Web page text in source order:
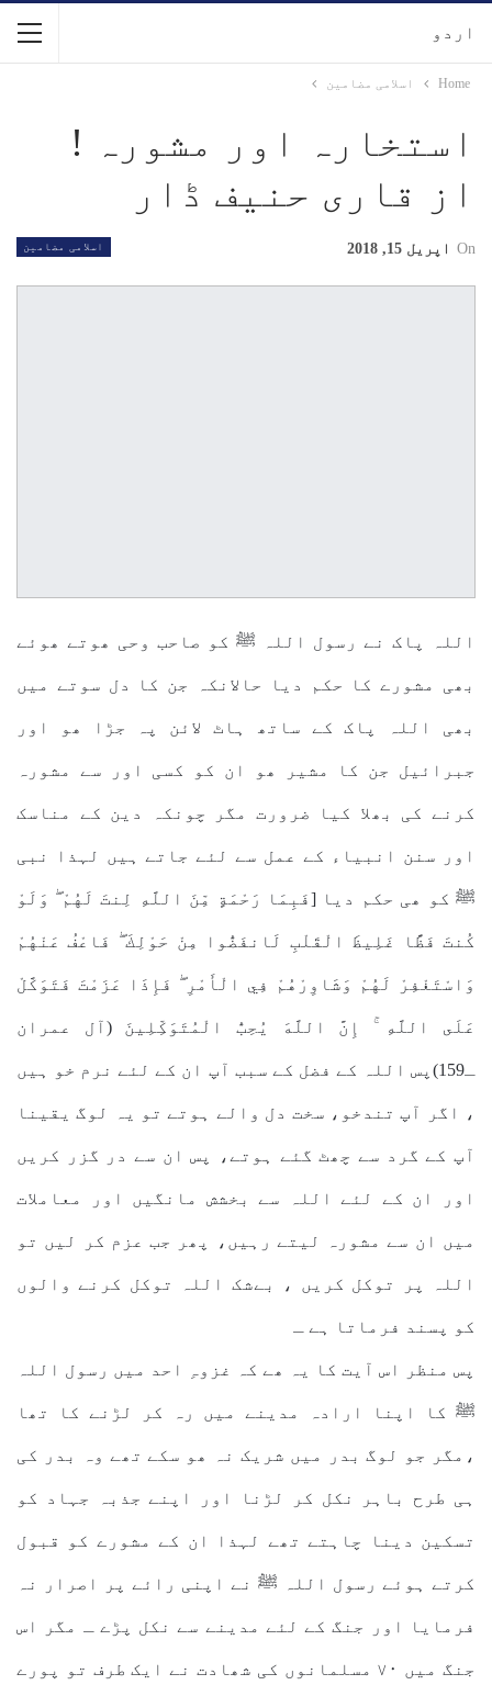
اردو
Home اسلامی مضامین
استخارہ اور مشورہ !
از قاری حنیف ڈار
اسلامی مضامین On اپریل 15, 2018
اللہ پاک نے رسول اللہ ﷺ کو صاحب وحی ھوتے ھوئے
بھی مشورے کا حکم دیا حالانکہ جن کا دل سوتے میں
بھی اللہ پاک کے ساتھ ہاٹ لائن پہ جڑا ھو اور
جبرائیل جن کا مشیر ھو ان کو کسی اور سے مشورہ
کرنے کی بھلا کیا ضرورت مگر چونکہ دین کے مناسک
اور سنن انبیاء کے عمل سے لئے جاتے ہیں لہذا نبی
ﷺ کو ھی حکم دیا [فَبِمَا رَحْمَةٍ مِّنَ اللَّهِ لِنتَ لَهُمْ ۖ وَلَوْ
كُنتَ فَظًّا غَلِيظَ الْقَلْبِ لَانفَضُّوا مِنْ حَوْلِكَ ۖ فَاعْفُ عَنْهُمْ
وَاسْتَغْفِرْ لَهُمْ وَشَاوِرْهُمْ فِي الْأَمْرِ ۖ فَإِذَا عَزَمْتَ فَتَوَكَّلْ
عَلَى اللَّهِ ۚ إِنَّ اللَّهَ يُحِبُّ الْمُتَوَكِّلِينَ (آل عمران
ـ159)پس اللہ کے فضل کے سبب آپ ان کے لئے نرم خو ہیں
، اگر آپ تندخو، سخت دل والے ہوتے تو یہ لوگ یقینا
آپ کے گرد سے چھٹ گئے ہوتے، پس ان سے در گزر کریں
اور ان کے لئے اللہ سے بخشش مانگیں اور معاملات
میں ان سے مشورہ لیتے رہیں، پھر جب عزم کر لیں تو
اللہ پر توکل کریں ، بےشک اللہ توکل کرنے والوں
کو پسند فرماتا ہے ـ
پس منظر اس آیت کا یہ ھے کہ غزوہِ احد میں رسول اللہ
ﷺ کا اپنا ارادہ مدینے میں رہ کر لڑنے کا تھا
،مگر جو لوگ بدر میں شریک نہ ھو سکے تھے وہ بدر کی
ہی طرح باہر نکل کر لڑنا اور اپنے جذبہ جہاد کو
تسکین دینا چاہتے تھے لہذا ان کے مشورے کو قبول
کرتے ہوئے رسول اللہ ﷺ نے اپنی رائے پر اصرار نہ
فرمایا اور جنگ کے لئے مدینے سے نکل پڑے ـ مگر اس
جنگ میں ۷۰ مسلمانوں کی شھادت نے ایک طرف تو پورے